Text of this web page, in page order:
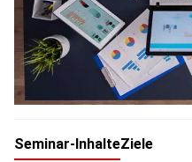
Seminar-InhalteZiele